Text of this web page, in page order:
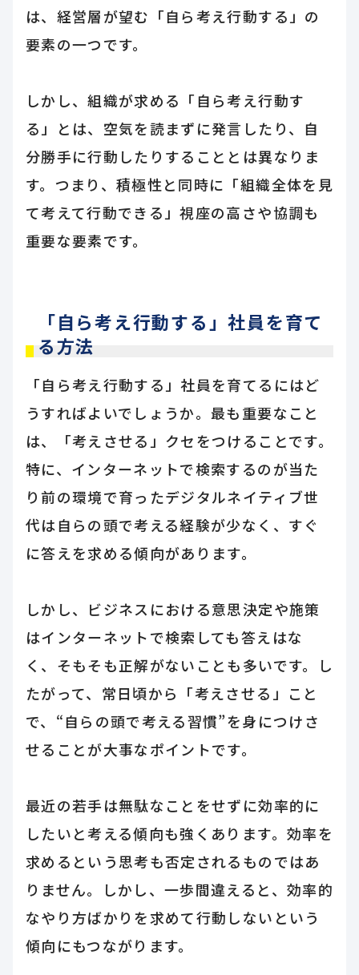
は、経営層が望む「自ら考え行動する」の
要素の一つです。
しかし、組織が求める「自ら考え行動す
る」とは、空気を読まずに発言したり、自
分勝手に行動したりすることとは異なりま
す。つまり、積極性と同時に「組織全体を見
て考えて行動できる」視座の高さや協調も
重要な要素です。
「自ら考え行動する」社員を育て
る方法
「自ら考え行動する」社員を育てるにはど
うすればよいでしょうか。最も重要なこと
は、「考えさせる」クセをつけることです。
特に、インターネットで検索するのが当た
り前の環境で育ったデジタルネイティブ世
代は自らの頭で考える経験が少なく、すぐ
に答えを求める傾向があります。
しかし、ビジネスにおける意思決定や施策
はインターネットで検索しても答えはな
く、そもそも正解がないことも多いです。し
たがって、常日頃から「考えさせる」こと
で、“自らの頭で考える習慣”を身につけさ
せることが大事なポイントです。
最近の若手は無駄なことをせずに効率的に
したいと考える傾向も強くあります。効率を
求めるという思考も否定されるものではあ
りません。しかし、一歩間違えると、効率的
なやり方ばかりを求めて行動しないという
傾向にもつながります。